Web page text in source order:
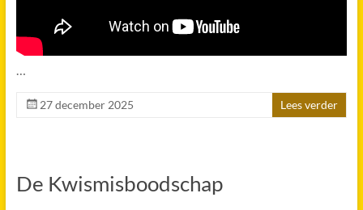
…
27 december 2025 Lees verder
De Kwismisboodschap